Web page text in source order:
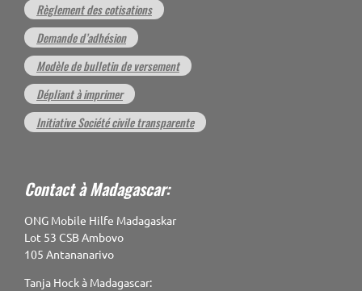
Règlement des cotisations
Demande d’adhésion
Modèle de bulletin de versement
Dépliant à imprimer
Initiative Société civile transparente
Contact à Madagascar:
ONG Mobile Hilfe Madagaskar
Lot 53 CSB Ambovo
105 Antananarivo
Tanja Hock à Madagascar: